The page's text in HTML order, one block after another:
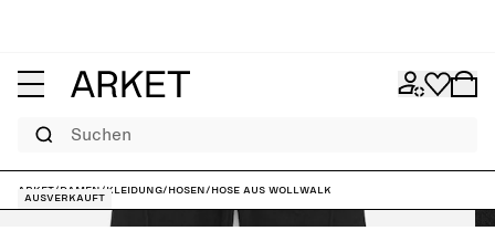
Suchen
ARKET/Damen /Kleidung/Hosen/Hose aus Wollwalk
Ausverkauft